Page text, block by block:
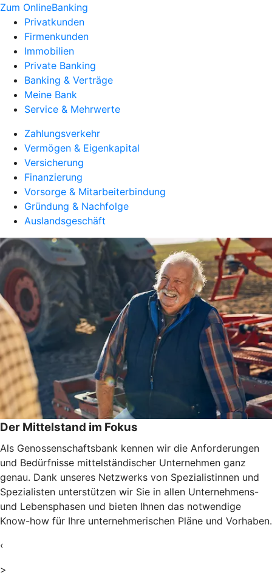
Zum OnlineBanking
Privatkunden
Firmenkunden
Immobilien
Private Banking
Banking & Verträge
Meine Bank
Service & Mehrwerte
Zahlungsverkehr
Vermögen & Eigenkapital
Versicherung
Finanzierung
Vorsorge & Mitarbeiterbindung
Gründung & Nachfolge
Auslandsgeschäft
Der Mittelstand im Fokus
Als Genossenschaftsbank kennen wir die Anforderungen
und Bedürfnisse mittelständischer Unternehmen ganz
genau. Dank unseres Netzwerks von Spezialistinnen und
Spezialisten unterstützen wir Sie in allen Unternehmens-
und Lebensphasen und bieten Ihnen das notwendige
Know-how für Ihre unternehmerischen Pläne und Vorhaben.
‹
>